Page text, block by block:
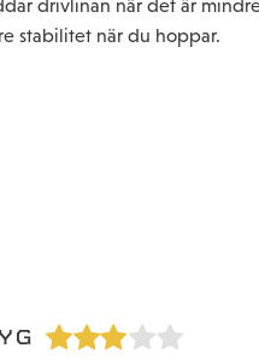
drivlinan när det är
stabilitet när du hoppar.